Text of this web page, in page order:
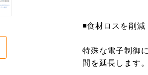
◾️食材ロスを削減
特殊な電子制御
間を延長します。